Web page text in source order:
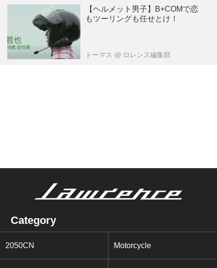
【ヘルメット男子】B+COMで恋
もツーリングも任せとけ！
トーマス @ ロレンス編集部
Category
2050CN Motorcycle